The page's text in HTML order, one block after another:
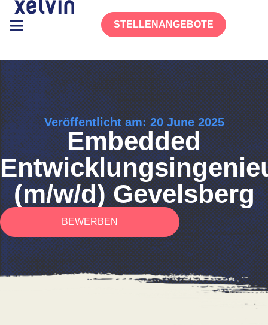
STELLENANGEBOTE
Veröffentlicht am: 20 June 2025
Embedded
(m/w/d) Gevelsberg
BEWERBEN